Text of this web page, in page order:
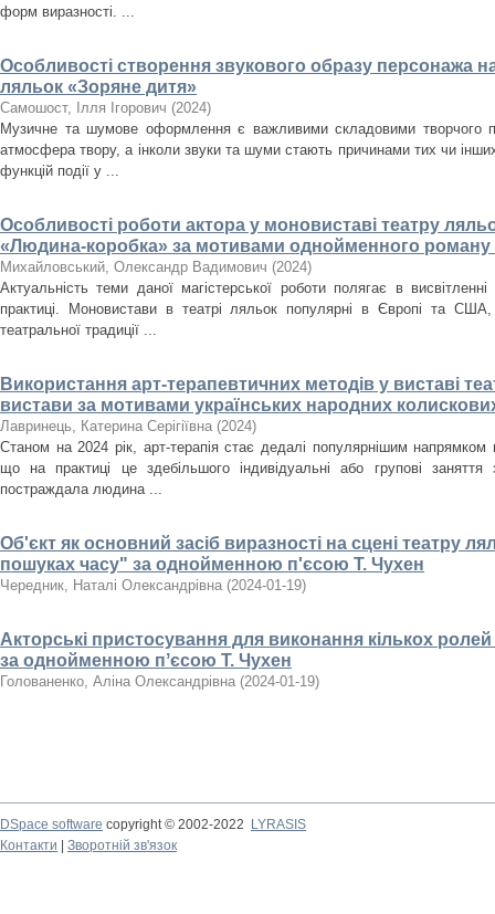
форм виразності. ...
Особливості створення звукового образу персонажа
ляльок «Зоряне дитя»
Самошост, Ілля Ігорович (2024)
Музичне та шумове оформлення є важливими складовими творчого
атмосфера твору, а інколи звуки та шуми стають причинами тих чи
функцій події у ...
Особливості роботи актора у моновиставі театру
«Людина-коробка» за мотивами однойменного
Михайловський, Олександр Вадимович (2024)
Актуальність теми даної магістерської роботи полягає в
практиці. Моновистави в театрі ляльок популярні в Європі та
театральної традиції ...
Використання арт-терапевтичних методів у виставі
вистави за мотивами українських народних
Лавринець, Катерина Серігіївна (2024)
Станом на 2024 рік, арт-терапія стає дедалі популярнішим напрямком
що на практиці це здебільшого індивідуальні або групові
постраждала людина ...
Об'єкт як основний засіб виразності на сцені театру
пошуках часу" за однойменною п'єсою Т. Чухен
Чередник, Наталі Олександрівна (2024-01-19)
Акторські пристосування для виконання кількох
за однойменною пʼєсою Т. Чухен
Голованенко, Аліна Олександрівна (2024-01-19)
DSpace software copyright © 2002-2022
LYRASIS
Контакти
Зворотній зв'язок